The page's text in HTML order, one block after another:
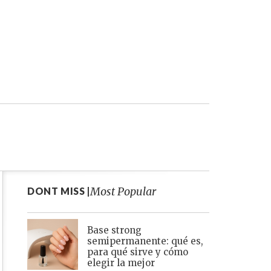
DONT MISS |Most Popular
Base strong
semipermanente: qué es,
para qué sirve y cómo
elegir la mejor